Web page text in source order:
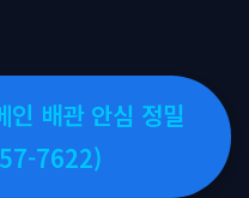
배관 안심 정밀
7622)